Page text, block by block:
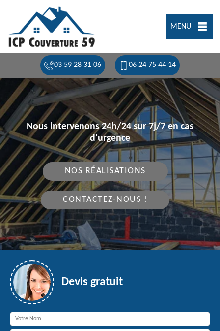
MENU
03 59 28 31 06 06 24 75 44 14
Nous intervenons 24h/24 sur 7j/7 en cas
d'urgence
NOS RÉALISATIONS
CONTACTEZ-NOUS !
Devis gratuit